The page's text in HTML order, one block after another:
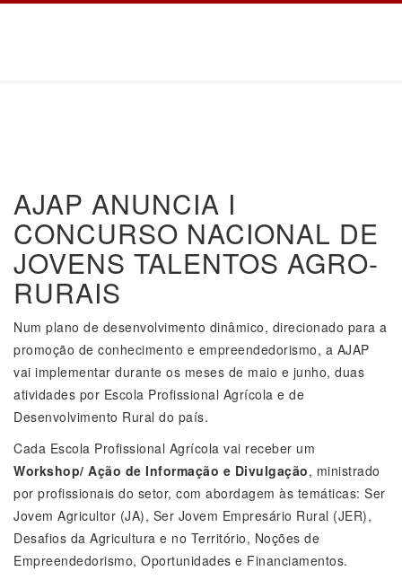
AJAP ANUNCIA I
CONCURSO NACIONAL DE
JOVENS TALENTOS AGRO-
RURAIS
Num plano de desenvolvimento dinâmico, direcionado para a
promoção de conhecimento e empreendedorismo, a AJAP
vai implementar durante os meses de maio e junho, duas
atividades por Escola Profissional Agrícola e de
Desenvolvimento Rural do país.
Cada Escola Profissional Agrícola vai receber um
Workshop/ Ação de Informação e Divulgação, ministrado
por profissionais do setor, com abordagem às temáticas: Ser
Jovem Agricultor (JA), Ser Jovem Empresário Rural (JER),
Desafios da Agricultura e no Território, Noções de
Empreendedorismo, Oportunidades e Financiamentos.